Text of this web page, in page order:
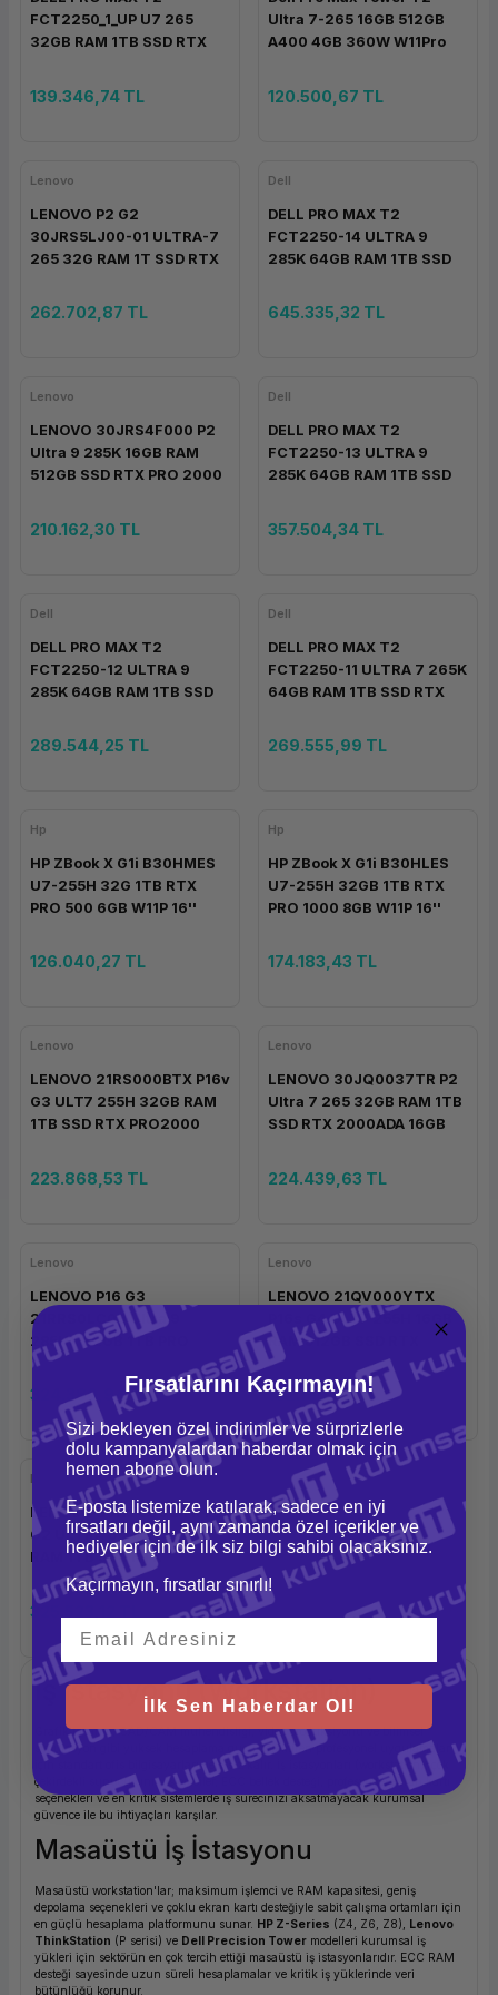
Bileşenleri
FCT2250_1_UP U7 265
32GB RAM 1TB SSD RTX
139.346,74 TL
Ultra 7-265 16GB 512GB
A400 4GB 360W W11Pro
120.500,67 TL
Lenovo
LENOVO P2 G2
30JRS5LJ00-01 ULTRA-7
265 32G RAM 1T SSD RTX
262.702,87 TL
Dell
DELL PRO MAX T2
FCT2250-14 ULTRA 9
285K 64GB RAM 1TB SSD
645.335,32 TL
Lenovo
LENOVO 30JRS4F000 P2
Ultra 9 285K 16GB RAM
512GB SSD RTX PRO 2000
210.162,30 TL
Dell
DELL PRO MAX T2
FCT2250-13 ULTRA 9
285K 64GB RAM 1TB SSD
357.504,34 TL
Dell
DELL PRO MAX T2
FCT2250-12 ULTRA 9
285K 64GB RAM 1TB SSD
289.544,25 TL
Dell
DELL PRO MAX T2
FCT2250-11 ULTRA 7 265K
64GB RAM 1TB SSD RTX
269.555,99 TL
Hp
HP ZBook X G1i B30HMES
U7-255H 32G 1TB RTX
PRO 500 6GB W11P 16''
126.040,27 TL
Hp
HP ZBook X G1i B30HLES
U7-255H 32GB 1TB RTX
PRO 1000 8GB W11P 16''
174.183,43 TL
Lenovo
LENOVO 21RS000BTX P16v
G3 ULT7 255H 32GB RAM
1TB SSD RTX PRO2000
223.868,53 TL
Lenovo
LENOVO 30JQ0037TR P2
Ultra 7 265 32GB RAM 1TB
SSD RTX 2000ADA 16GB
224.439,63 TL
Lenovo
LENOVO P16 G3
21RRS0LC00 Ultra 9
285HX 32GB 1TB PRO
4000 16GB W11P
324.380,94 TL
Lenovo
LENOVO 21QV000YTX
P16s G4 ULT7 255H 16GB
RAM 512GB SSD RTX
PRO500 6GB W11P
162.190,47 TL
Lenovo
LENOVO 30HT006QTR P3
G2 ULTRA 9 285K 32GB
RAM 1TB SSD RTX
4000ADA 20GB W11P
325.523,12 TL
İş İstasyonu (Workstation)
Grafik tasarım, CAD/CAM mühendisliği, video prodüksiyonu ve bilimsel
simülasyon gibi yüksek hesaplama gücü gerektiren profesyonel uygulamalar
için standart ofis bilgisayarları yetersiz kalır. İş istasyonları (workstation); çok
çekirdekli sunucu sınıfı işlemciler, ECC bellek desteği, profesyonel ekran kartı
seçenekleri ve en kritik sistemlerde iş sürecinizi aksatmayacak kurumsal
güvence ile bu ihtiyaçları karşılar.
Masaüstü İş İstasyonu
Masaüstü workstation'lar; maksimum işlemci ve RAM kapasitesi, geniş
depolama seçenekleri ve çoklu ekran kartı desteğiyle sabit çalışma ortamları için
en güçlü hesaplama platformunu sunar. HP Z-Series (Z4, Z6, Z8), Lenovo
ThinkStation (P serisi) ve Dell Precision Tower modelleri kurumsal iş
yükleri için sektörün en çok tercih ettiği masaüstü iş istasyonlarıdır. ECC RAM
desteği sayesinde uzun süreli hesaplamalar ve kritik iş yüklerinde veri
bütünlüğü korunur.
Fırsatlarını Kaçırmayın!
Sizi bekleyen özel indirimler ve sürprizlerle
dolu kampanyalardan haberdar olmak için
hemen abone olun.
E-posta listemize katılarak, sadece en iyi
fırsatları değil, aynı zamanda özel içerikler ve
hediyeler için de ilk siz bilgi sahibi olacaksınız.
Kaçırmayın, fırsatlar sınırlı!
İlk Sen Haberdar Ol!